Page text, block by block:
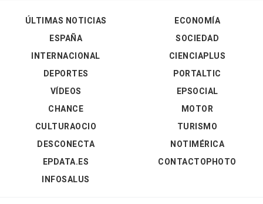
ÚLTIMAS NOTICIAS
ESPAÑA
INTERNACIONAL
DEPORTES
VÍDEOS
ECONOMÍA
SOCIEDAD
CIENCIAPLUS
PORTALTIC
EPSOCIAL
CHANCE
CULTURAOCIO
DESCONECTA
EPDATA.ES
INFOSALUS
MOTOR
TURISMO
NOTIMÉRICA
CONTACTOPHOTO